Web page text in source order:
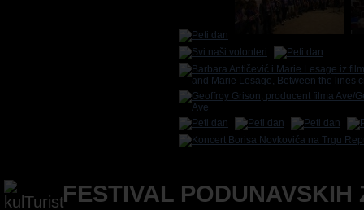
FESTIVAL PODUNAVSKIH